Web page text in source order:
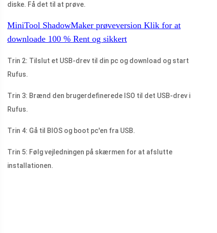
diske. Få det til at prøve.
MiniTool ShadowMaker prøveversion Klik for at
downloade 100 % Rent og sikkert
Trin 2: Tilslut et USB-drev til din pc og download og start
Rufus.
Trin 3: Brænd den brugerdefinerede ISO til det USB-drev i
Rufus.
Trin 4: Gå til BIOS og boot pc'en fra USB.
Trin 5: Følg vejledningen på skærmen for at afslutte
installationen.